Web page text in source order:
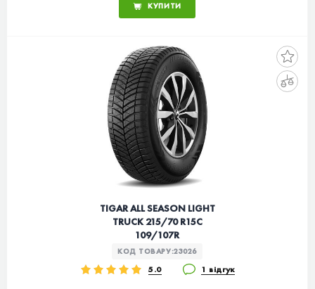
КУПИТИ
TIGAR ALL SEASON LIGHT
TRUCK 215/70 R15C
109/107R
КОД ТОВАРУ:23026
5.0 1 відгук